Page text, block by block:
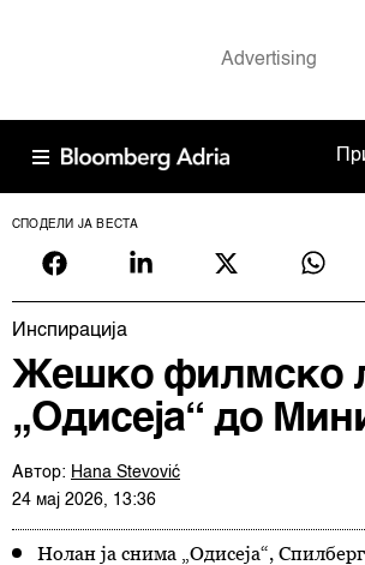
СПОДЕЛИ ЈА ВЕСТА
Инспирација
Жешко филмско
„Одисеја“ до
Автор: Hana Stevović
24 мај 2026, 13:36
Нолан ја снима „Одисеја“,